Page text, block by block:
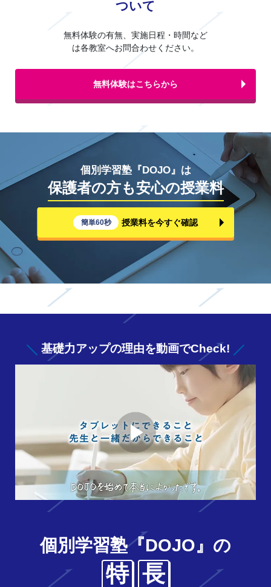
ついて
無料体験の有無、実施日程・時間など
は各教室へお問合わせください。
無料体験はこちらから
個別学習塾『DOJO』は
保護者の方も安心の授業料
簡単60秒 授業料を今すぐ確認
基礎力アップの理由を動画でCheck!
個別学習塾『DOJO』の
特 長